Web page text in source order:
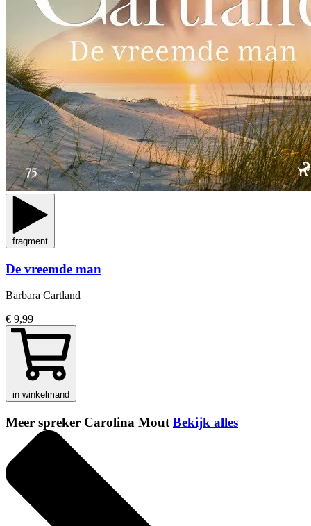
fragment
De vreemde man
Barbara Cartland
€ 9,99
in winkelmand
Meer spreker Carolina Mout Bekijk alles